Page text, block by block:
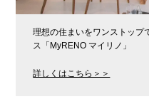
理想の住まいをワンストップ
ス「MyRENO マイリノ」
詳しくはこちら＞＞